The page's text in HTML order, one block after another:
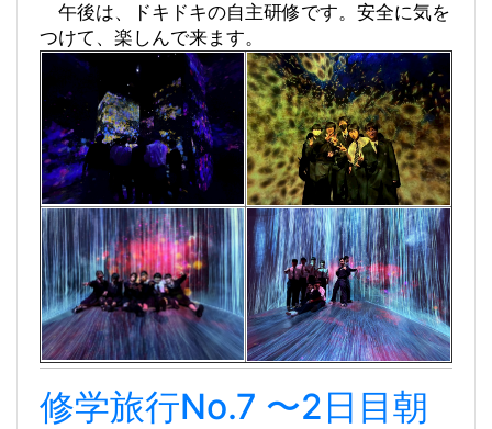
午後は、ドキドキの自主研修です。安全に気を
つけて、楽しんで来ます。
修学旅行No.7 〜2日目朝